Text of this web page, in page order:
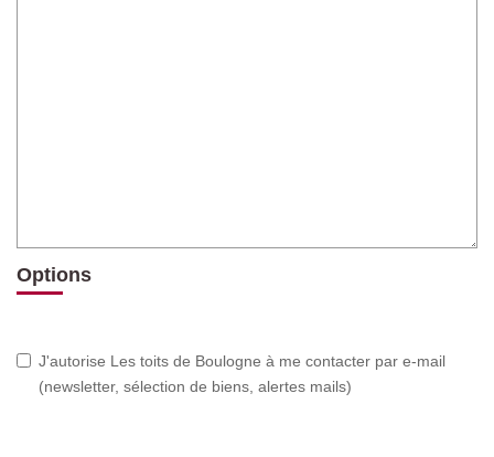
Options
J'autorise Les toits de Boulogne à me contacter par e-mail
(newsletter, sélection de biens, alertes mails)